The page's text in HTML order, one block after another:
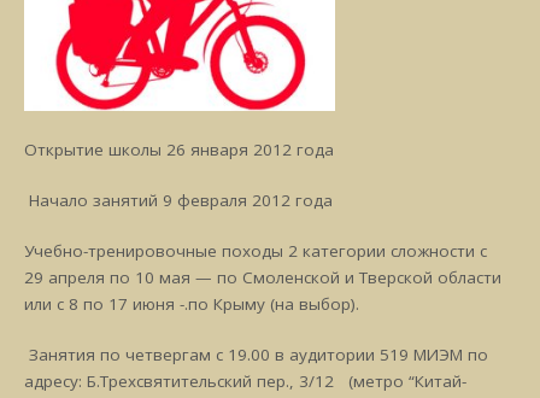
Открытие школы 26 января 2012 года
Начало занятий 9 февраля 2012 года
Учебно-тренировочные походы 2 категории сложности с
29 апреля по 10 мая — по Смоленской и Тверской области
или с 8 по 17 июня -.по Крыму (на выбор).
Занятия по четвергам с 19.00 в аудитории 519 МИЭМ по
адресу: Б.Трехсвятительский пер., 3/12 (метро “Китай-